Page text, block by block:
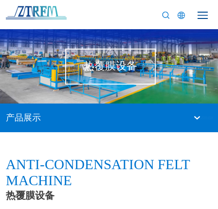
热覆膜设备
产品展示
ANTI-CONDENSATION FELT
MACHINE
热覆膜设备